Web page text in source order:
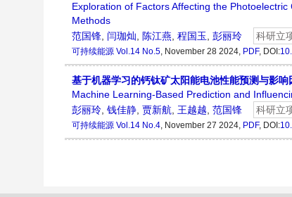
Exploration of Factors Affecting the
Methods
范国锋 闫珈灿 陈江燕 程国玉 彭丽玲 科研立
可持续能源 Vol.14 No.5, November 28 2024, PDF, DOI:
基于机器学习的钙钛矿太阳能电池性能预测与影响
Machine Learning-Based Prediction and
彭丽玲 钱佳静 贾新航 王越越 范国锋 科研立
可持续能源 Vol.14 No.4, November 27 2024, PDF, DOI: